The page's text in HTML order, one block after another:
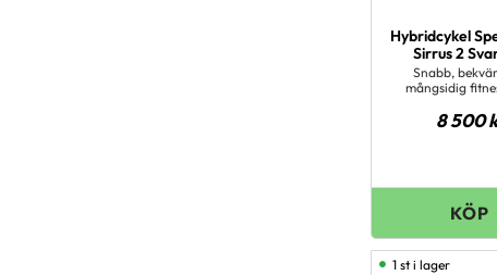
Hybridcykel
Sirrus 2
Snabb,
mångsidig
8 500
1 st i lager